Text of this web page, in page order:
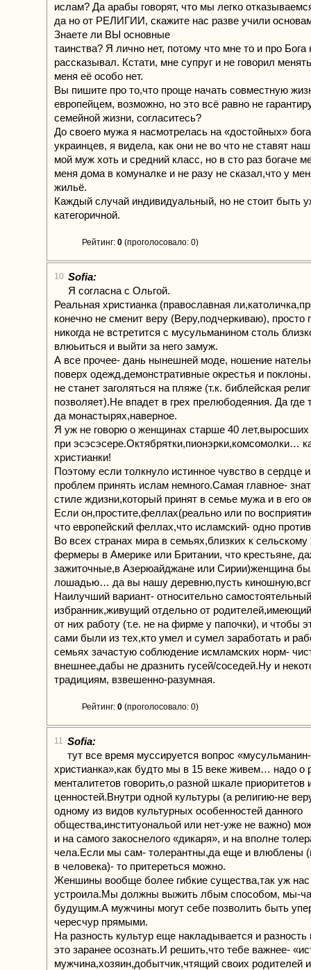
ислам? Да арабы говорят, что мы легко
да но от РЕЛИГИИ, скажите нас разве учили
Знаете ли ВЫ основные
таинства? Я лично нет, потому что мне то и про Бога
рассказывал. Кстати, мне супруг и не говорил
меня её особо нет.
Вы пишите про то,что проще начать совместную
европейцем, возможно, но это всё равно не
семейной жизни, согласитесь?
До своего мужа я насмотрелась на «достойных»
украинцев, я видела, как они не во что не ставят
мой муж хоть и средний класс, но в сто раз богаче
меня дома в комуналке и не разу не сказал,что у
жильё.
Каждый случай индивидуальный, но не стоит быть
категоричной.
Рейтинг: 0 (проголосовало: 0)
10 Sofia:
Я согласна с Ольгой.
Реальная христианка (православная
конечно не сменит веру (Веру,подчеркиваю), просто
никогда не встретится с мусульманином столь
влюьиться и выйти за него замуж.
А все прочее- дань нынешней моде, ношение
поверх одежд,демонстративные окрестья и
не станет заголяться на пляже (т.к. библейская
позволяет).Не впадет в грех прелюбодеяния. Да где
да монастырях,наверное.
Я уж не говорю о женщинах старше 40 лет,выросших
при эсэсэсере.Октябрятки,пионэрки,комсомолки…
христианки!
Поэтому если толкнуло истинное чувство в сердце
проблем принять ислам немного.Самая главное-
стиле ждизни,который принят в семье мужа и в его
Если он,простите,феллах(реально или по
что европейский феллах,что исламский- одно
Во всех странах мира в семьях,близких к сельскому
фермеры в Америке или Британии, что крестьяне,
зажиточные,в Азерюайджане или Сирии)женщина
лошадью… да вы нашу деревню,пусть
Наилучший вариант- относительно самостоятельный
избранник,живущий отдельно от
от них работу (т.е. не на фирме у папочки), и чтобы
сами были из тех,кто умел и сумел заработать и
семьях зачастую соблюдение исмламских норм-
внешнее,дабы не дразнить гусей/соседей.Ну и
традициям, взвешенно-разумная.
Рейтинг: 0 (проголосовало: 0)
11 Sofia:
тут все время муссируется вопрос «мусульманин-
христианка»,как будто мы в 15 веке живем… надо о
менталитетов говорить,о разной шкале приоритетов
ценностей.Внутри одной культуры (а религию-не
одному из видов культурных особенностей данного
общества,институональой или нет-уже не важно)
и на самого закоснелого «дикаря», и на вполне
чела.Если мы сам- толерантны,да еще и влюблены
в человека)- то притереться можно.
Женшины вообще более гибкие существа,так уж нас
устроила.Мы должны выжить лбым способом, мы-
будущим.А мужчины могут себе позволить быть
чересчур прямыми.
На разность культур еще накладывается и
это заранее осознать.И решить,что тебе важнее-
мужчина,хозяин,добытчик,чтящий своих родителей и